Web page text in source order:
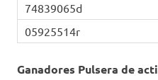
74839065d
05925514r
Ganadores Pulsera de